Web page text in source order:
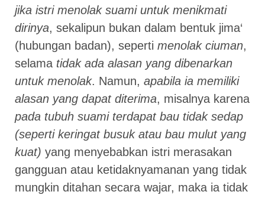
jika istri menolak suami untuk menikmati
dirinya, sekalipun bukan dalam bentuk jima‘
(hubungan badan), seperti menolak ciuman,
selama tidak ada alasan yang dibenarkan
untuk menolak. Namun, apabila ia memiliki
alasan yang dapat diterima, misalnya karena
pada tubuh suami terdapat bau tidak sedap
(seperti keringat busuk atau bau mulut yang
kuat) yang menyebabkan istri merasakan
gangguan atau ketidaknyamanan yang tidak
mungkin ditahan secara wajar, maka ia tidak